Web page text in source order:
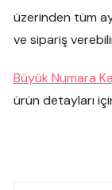
üzerinden tüm
ve sipariş
Büyük Numara
ürün detayları